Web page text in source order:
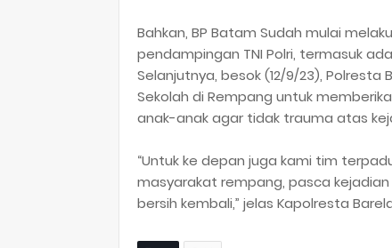
Bahkan, BP Batam Sudah mulai
pendampingan TNI Polri, termasuk
Selanjutnya, besok (12/9/23), Polresta
Sekolah di Rempang untuk
anak-anak agar tidak trauma atas
“Untuk ke depan juga kami tim
masyarakat rempang, pasca
bersih kembali,” jelas Kapolresta